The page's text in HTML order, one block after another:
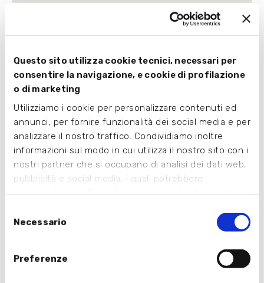
Questo sito utilizza cookie tecnici, necessari per
consentire la navigazione, e cookie di profilazione
o di marketing
Utilizziamo i cookie per personalizzare contenuti ed
annunci, per fornire funzionalità dei social media e per
analizzare il nostro traffico. Condividiamo inoltre
informazioni sul modo in cui utilizza il nostro sito con i
nostri partner che si occupano di analisi dei dati web,
pubblicità e social media, i quali potrebbero
combinarle con altre informazioni che ha fornito loro o
delNecessario
Preferenze